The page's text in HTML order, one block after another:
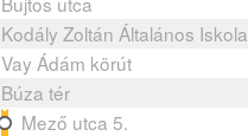
Kodály Zoltán Általános Iskola
Vay Ádám körút
Búza tér
Mező utca 5.